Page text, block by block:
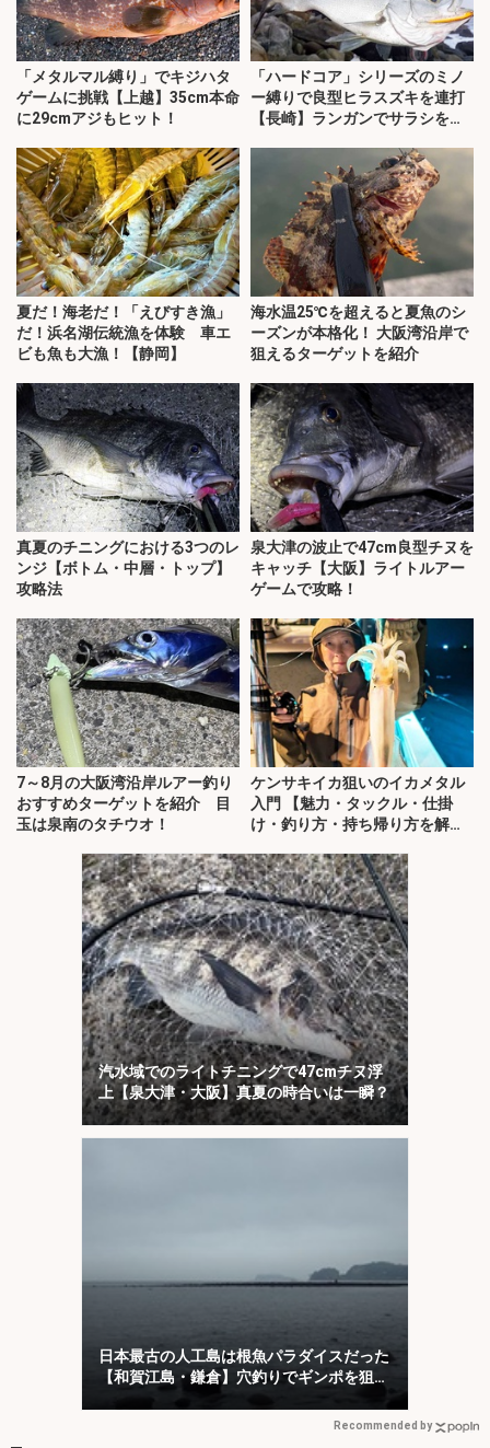
「メタルマル縛り」でキジハタ
ゲームに挑戦【上越】35cm本命
に29cmアジもヒット！
「ハードコア」シリーズのミノ
ー縛りで良型ヒラスズキを連打
【長崎】ランガンでサラシを攻
夏だ！海老だ！「えびすき漁」
だ！浜名湖伝統漁を体験 車エ
ビも魚も大漁！【静岡】
海水温25℃を超えると夏魚のシ
ーズンが本格化！ 大阪湾沿岸で
狙えるターゲットを紹介
真夏のチニングにおける3つのレ
ンジ【ボトム・中層・トップ】
攻略法
泉大津の波止で47cm良型チヌを
キャッチ【大阪】ライトルアー
ゲームで攻略！
7～8月の大阪湾沿岸ルアー釣り
おすすめターゲットを紹介 目
玉は泉南のタチウオ！
ケンサキイカ狙いのイカメタル
入門 【魅力・タックル・仕掛
け・釣り方・持ち帰り方を解
汽水域でのライトチニングで47cmチヌ浮
上【泉大津・大阪】真夏の時合いは一瞬？
日本最古の人工島は根魚パラダイスだった
【和賀江島・鎌倉】穴釣りでギンポを狙
う！
Recommended by